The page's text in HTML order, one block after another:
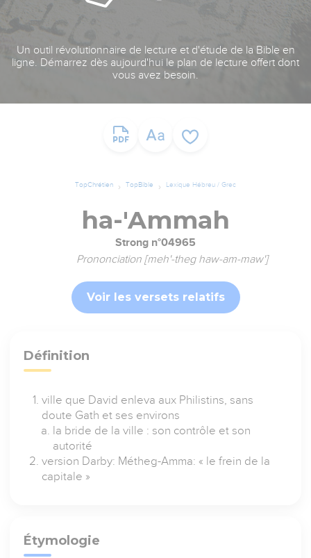
Un outil révolutionnaire de lecture et d'étude de la Bible en
ligne. Démarrez dès aujourd'hui le plan de lecture offert dont
vous avez besoin.
TopChrétien TopBible Lexique Hébreu / Grec
ha-'Ammah
Strong n°04965
Prononciation [meh'-theg haw-am-maw']
Voir les versets relatifs
Définition
ville que David enleva aux Philistins, sans
doute Gath et ses environs
la bride de la ville : son contrôle et son
autorité
version Darby: Métheg-Amma: « le frein de la
capitale »
Étymologie